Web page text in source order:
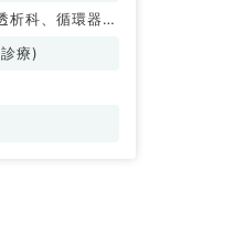
析科、循環器内
内科、腎臓内科
療)